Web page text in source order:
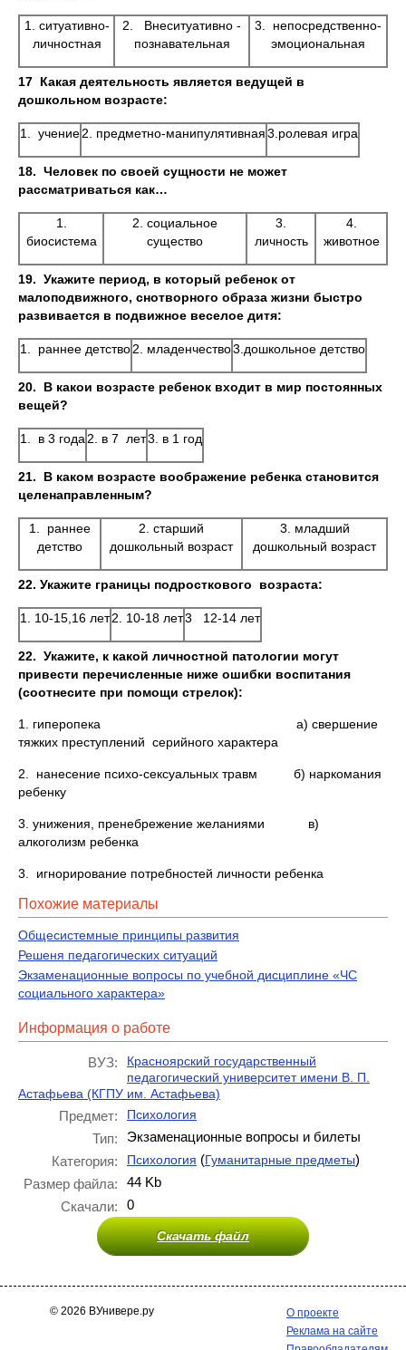
1. ситуативно-
личностная
2. Внеситуативно -
познавательная
3. непосредственно-
эмоциональная
17 Какая деятельность является ведущей в
дошкольном возрасте:
1. учение2. предметно-манипулятивная3.ролевая игра
18. Человек по своей сущности не может
рассматриваться как…
1.
биосистема
2. социальное
существо
3.
личность
4.
животное
19. Укажите период, в который ребенок от
малоподвижного, снотворного образа жизни быстро
развивается в подвижное веселое дитя:
1. раннее детство2. младенчество3.дошкольное детство
20. В какои возрасте ребенок входит в мир постоянных
вещей?
1. в 3 года 2. в 7 лет3. в 1 год
21. В каком возрасте воображение ребенка становится
целенаправленным?
1. раннее
детство
2. старший
дошкольный возраст
3. младший
дошкольный возраст
22. Укажите границы подросткового возраста:
1. 10-15,16 лет2. 10-18 лет3 12-14 лет
22. Укажите, к какой личностной патологии могут
привести перечисленные ниже ошибки воспитания
(соотнесите при помощи стрелок):
1. гиперопека а) свершение
тяжких преступлений серийного характера
2. нанесение психо-сексуальных травм б) наркомания
ребенку
3. унижения, пренебрежение желаниями в)
алкоголизм ребенка
3. игнорирование потребностей личности ребенка
Похожие материалы
Общесистемные принципы развития
Решеня педагогических ситуаций
Экзаменационные вопросы по учебной дисциплине «ЧС
социального характера»
Информация о работе
ВУЗ:
Красноярский государственный
педагогический университет имени В. П.
Астафьева (КГПУ им. Астафьева)
Предмет: Психология
Тип:
Экзаменационные вопросы и билеты
Категория:
Психология (Гуманитарные предметы)
Размер файла:
44 Kb
Скачали:
0
Скачать файл
© 2026 ВУнивере.ру
О проекте
Реклама на сайте